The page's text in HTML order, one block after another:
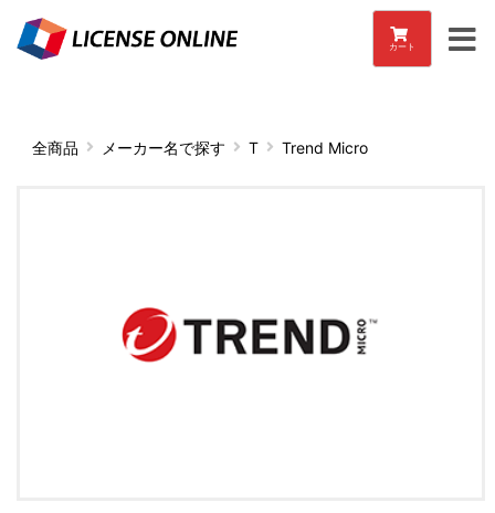
カート
全商品 メーカー名で探す T Trend Micro